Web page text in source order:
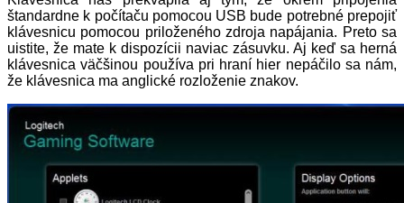
štandardne k počítaču pomocou USB bude potrebné prepojiť
klávesnicu pomocou priloženého zdroja napájania. Preto sa
uistite, že mate k dispozícii naviac zásuvku. Aj keď sa herná
klávesnica väčšinou používa pri hraní hier nepáčilo sa nám,
že klávesnica ma anglické rozloženie znakov.